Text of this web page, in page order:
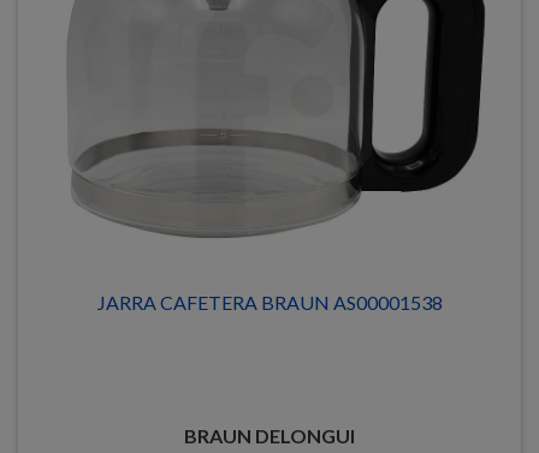
JARRA CAFETERA BRAUN AS00001538
BRAUN DELONGUI